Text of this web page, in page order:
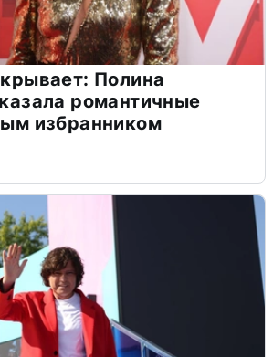
Полина
романтичные
избранником